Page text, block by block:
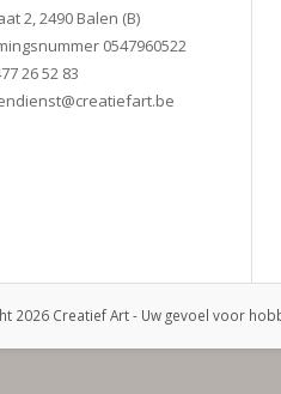
2, 2490 Balen (B)
0547960522
26 52 83
2026 Creatief Art - Uw gevoel voor